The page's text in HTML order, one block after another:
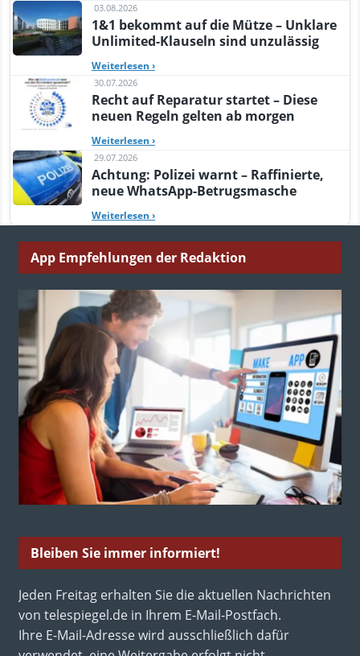
03.08.2026
1&1 bekommt auf die Mütze – Unklare
Unlimited-Klauseln sind unzulässig
Weiterlesen ›
30.07.2026
Recht auf Reparatur startet – Diese
neuen Regeln gelten ab morgen
Weiterlesen ›
29.07.2026
Achtung: Polizei warnt – Raffinierte,
neue WhatsApp-Betrugsmasche
Weiterlesen ›
App Empfehlungen der Redaktion
Bleiben Sie immer informiert!
Jeden Freitag erhalten Sie die aktuellen Nachrichten
von telespiegel.de in Ihrem E-Mail-Postfach.
Ihre E-Mail-Adresse wird ausschließlich dafür